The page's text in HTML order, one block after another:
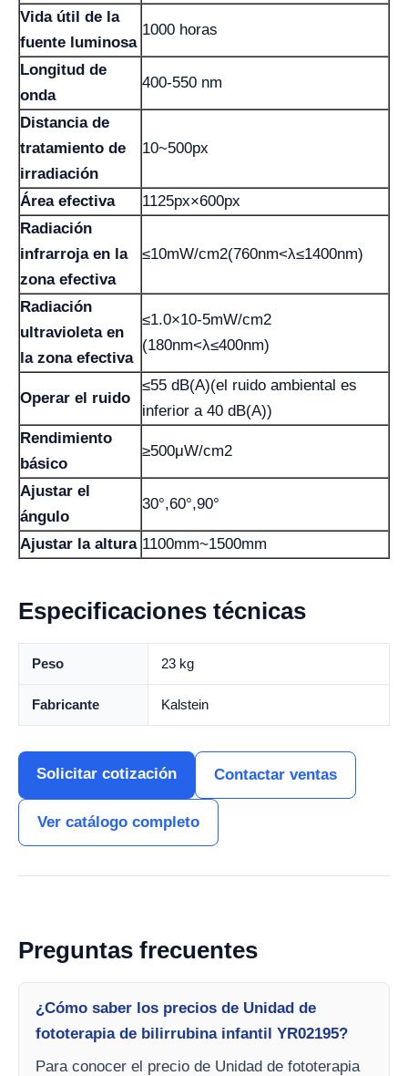
Vida útil de la
fuente luminosa
1000 horas
Longitud de
onda
400-550 nm
Distancia de
tratamiento de
irradiación
10~500px
Área efectiva
1125px×600px
Radiación
infrarroja en la
zona efectiva
≤10mW/cm2(760nm<λ≤1400nm)
Radiación
ultravioleta en
la zona efectiva
≤1.0×10-5mW/cm2
(180nm<λ≤400nm)
Operar el ruido
≤55 dB(A)(el ruido ambiental es
inferior a 40 dB(A))
Rendimiento
básico
≥500μW/cm2
Ajustar el
ángulo
30°,60°,90°
Ajustar la altura 1100mm~1500mm
Especificaciones técnicas
Peso 23 kg
Fabricante Kalstein
Solicitar cotización Contactar ventas
Ver catálogo completo
Preguntas frecuentes
¿Cómo saber los precios de Unidad de
fototerapia de bilirrubina infantil YR02195?
Para conocer el precio de Unidad de fototerapia